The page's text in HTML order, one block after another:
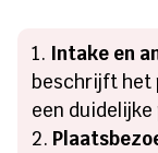
Intake en
beschrijft het
een